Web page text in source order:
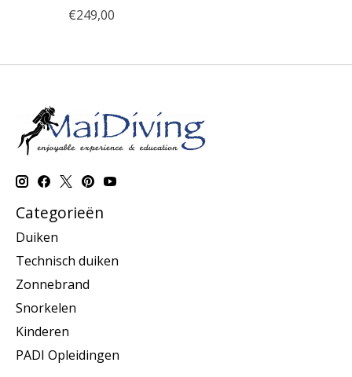
€249,00
Categorieën
Duiken
Technisch duiken
Zonnebrand
Snorkelen
Kinderen
PADI Opleidingen